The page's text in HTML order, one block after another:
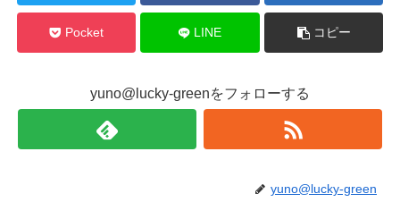
Pocket LINE コピー
yuno@lucky-greenをフォローする
yuno@lucky-green